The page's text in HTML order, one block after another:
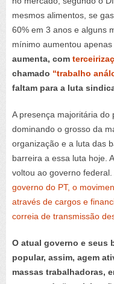
mesmos alimentos, se
60% em 3 anos e alguns
mínimo aumentou apenas
aumenta, com
chamado “trabalho
faltam para a luta
A presença majoritária do
dominando o grosso da
organização e a luta das
barreira a essa luta hoje.
voltou ao governo federal.
governo do PT, o
através de cargos e
correia de transmissão
O atual governo e seus
popular, assim, agem
massas trabalhadoras,